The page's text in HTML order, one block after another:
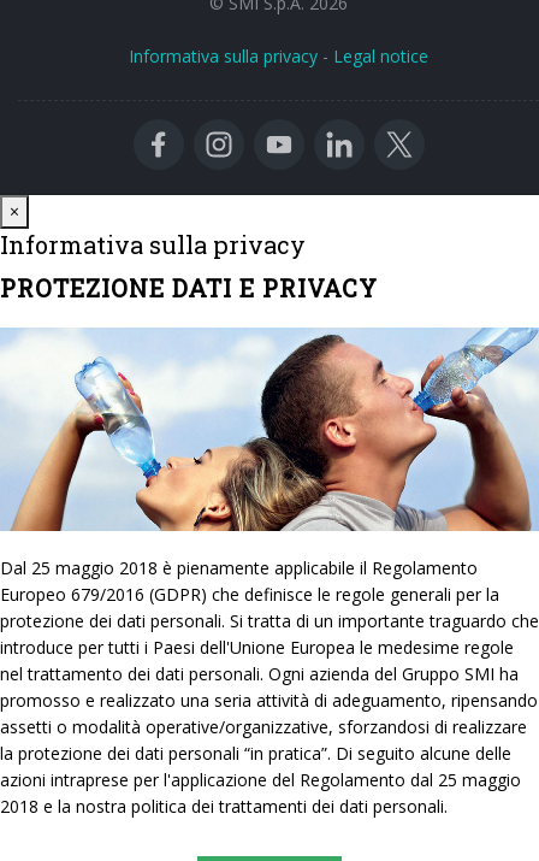
Informativa sulla privacy - Legal notice
×
Informativa sulla privacy
PROTEZIONE DATI E PRIVACY
Dal 25 maggio 2018 è pienamente applicabile il Regolamento
Europeo 679/2016 (GDPR) che definisce le regole generali per la
protezione dei dati personali. Si tratta di un importante traguardo che
introduce per tutti i Paesi dell'Unione Europea le medesime regole
nel trattamento dei dati personali. Ogni azienda del Gruppo SMI ha
promosso e realizzato una seria attività di adeguamento, ripensando
assetti o modalità operative/organizzative, sforzandosi di realizzare
la protezione dei dati personali “in pratica”. Di seguito alcune delle
azioni intraprese per l'applicazione del Regolamento dal 25 maggio
2018 e la nostra politica dei trattamenti dei dati personali.